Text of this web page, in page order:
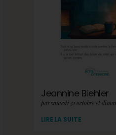
Jeannine Biehler
par samedi 31 octobre et
LIRE LA SUITE